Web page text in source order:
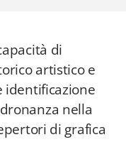
di
artistico e
identificazione
nella
di grafica